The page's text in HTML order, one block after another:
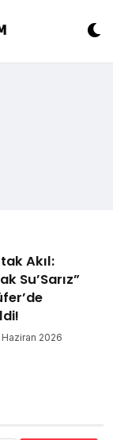
Akıl:
Su’Sarız”
Haziran 2026